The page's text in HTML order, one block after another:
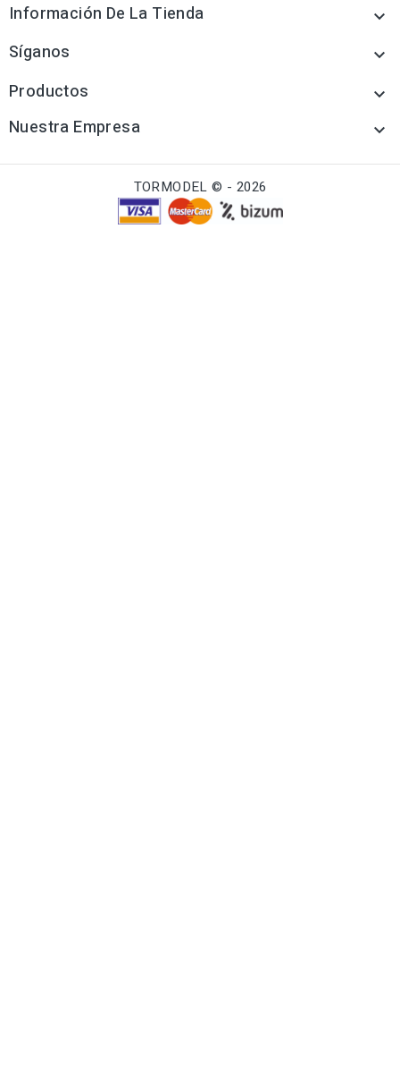
Información De La Tienda 
Síganos 
Productos 
Nuestra Empresa 
TORMODEL © - 2026